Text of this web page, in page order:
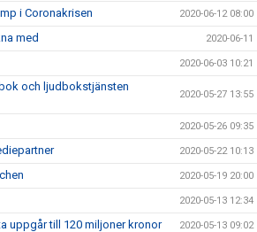
i Coronakrisen 2020-06-12 08:00
med 2020-06-11
2020-06-03 10:21
och ljudbokstjänsten
2020-05-27 13:55
2020-05-26 09:35
2020-05-22 10:13
2020-05-19 20:00
2020-05-13 12:34
uppgår till 120 miljoner kronor 2020-05-13 09:02